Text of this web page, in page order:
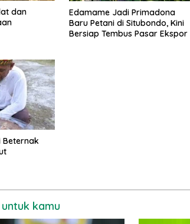
dan
Edamame Jadi Primadona
Baru Petani di Situbondo, Kini
Bersiap Tembus Pasar Ekspor
Beternak
kamu